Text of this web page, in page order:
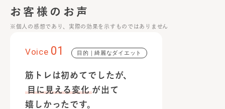
お客様のお声
※個人の感想であり、実際の効果を示すものではありません
Voice 01 目的｜綺麗なダイエット
筋トレは初めてでしたが、
目に見える変化 が出て
嬉しかったです。